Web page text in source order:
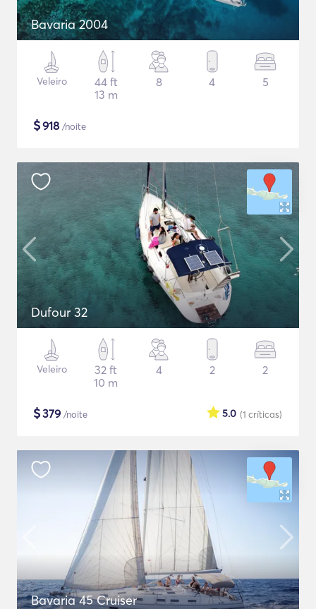
Bavaria 2004
Veleiro
44 ft
13 m
8 4 5
$918 /noite
Dufour 32
Veleiro
32 ft
10 m
4 2 2
$379 /noite (1 críticas)
5.0
Bavaria 45 Cruiser